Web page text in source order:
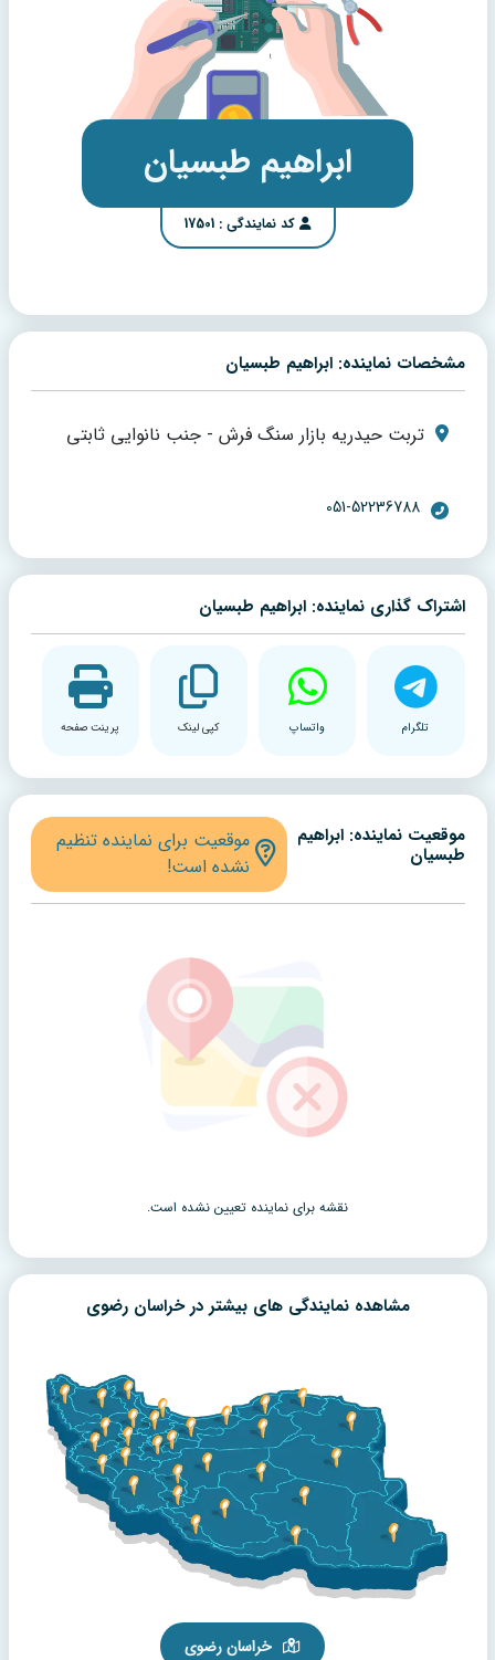
ابراهیم طبسیان
کد نمایندگی : 17501
مشخصات نماینده: ابراهیم طبسیان
تربت حیدریه بازار سنگ فرش - جنب نانوایی ثابتی
051-52236788
اشتراک گذاری نماینده: ابراهیم طبسیان
تلگرام واتساپ کپی لینک پرینت صفحه
موقعیت نماینده: ابراهیم
طبسیان
موقعیت برای نماینده تنظیم
نشده است!
نقشه برای نماینده تعیین نشده است.
مشاهده نمایندگی های بیشتر درخراسان رضوی
خراسان رضوی